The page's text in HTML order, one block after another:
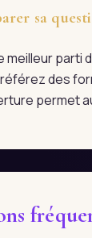
sa
meilleur parti
des
permet